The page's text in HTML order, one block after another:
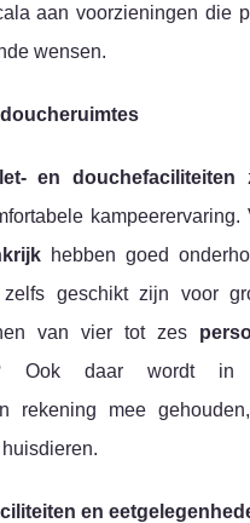
aan voorzieningen die
wensen.
en douchefaciliteiten
kampeerervaring.
hebben goed
geschikt zijn voor
van vier tot zes
Ook daar wordt in
rekening mee
en